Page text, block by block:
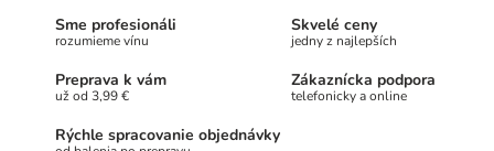
Sme profesionáli
rozumieme vínu
Skvelé ceny
jedny z najlepších
Preprava k vám
už od 3,99 €
Zákaznícka podpora
telefonicky a online
Rýchle spracovanie objednávky